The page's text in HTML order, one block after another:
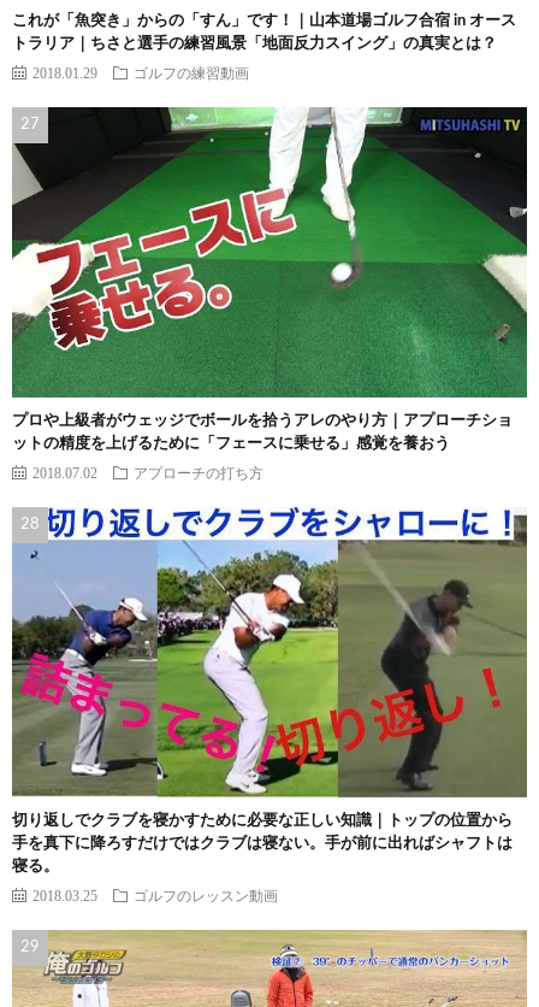
これが「魚突き」からの「すん」です！｜山本道場ゴルフ合宿 in オース
トラリア｜ちさと選手の練習風景「地面反力スイング」の真実とは？
2018.01.29 ゴルフの練習動画
プロや上級者がウェッジでボールを拾うアレのやり方｜アプローチショ
ットの精度を上げるために「フェースに乗せる」感覚を養おう
2018.07.02 アプローチの打ち方
切り返しでクラブを寝かすために必要な正しい知識｜トップの位置から
手を真下に降ろすだけではクラブは寝ない。手が前に出ればシャフトは
寝る。
2018.03.25 ゴルフのレッスン動画